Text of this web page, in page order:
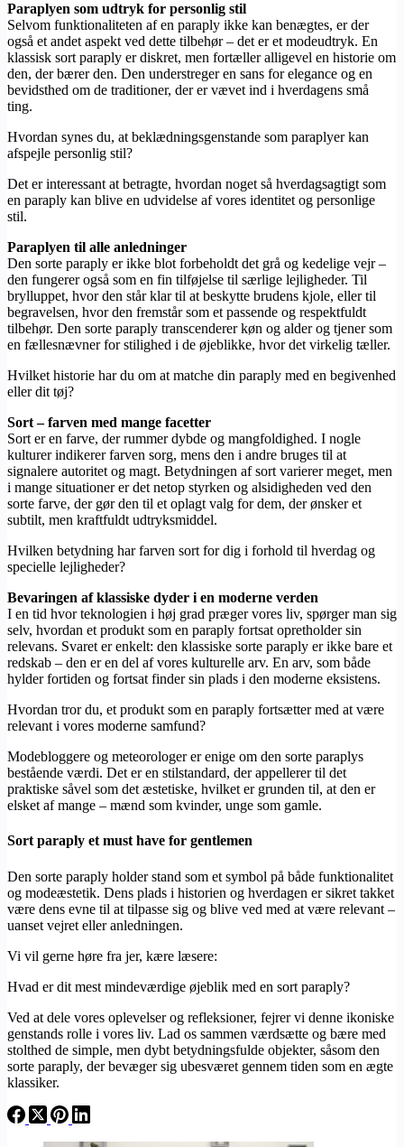
Paraplyen som udtryk for personlig stil
Selvom funktionaliteten af en paraply ikke kan benægtes, er der
også et andet aspekt ved dette tilbehør – det er et modeudtryk. En
klassisk sort paraply er diskret, men fortæller alligevel en historie om
den, der bærer den. Den understreger en sans for elegance og en
bevidsthed om de traditioner, der er vævet ind i hverdagens små
ting.
Hvordan synes du, at beklædningsgenstande som paraplyer kan
afspejle personlig stil?
Det er interessant at betragte, hvordan noget så hverdagsagtigt som
en paraply kan blive en udvidelse af vores identitet og personlige
stil.
Paraplyen til alle anledninger
Den sorte paraply er ikke blot forbeholdt det grå og kedelige vejr –
den fungerer også som en fin tilføjelse til særlige lejligheder. Til
brylluppet, hvor den står klar til at beskytte brudens kjole, eller til
begravelsen, hvor den fremstår som et passende og respektfuldt
tilbehør. Den sorte paraply transcenderer køn og alder og tjener som
en fællesnævner for stilighed i de øjeblikke, hvor det virkelig tæller.
Hvilket historie har du om at matche din paraply med en begivenhed
eller dit tøj?
Sort – farven med mange facetter
Sort er en farve, der rummer dybde og mangfoldighed. I nogle
kulturer indikerer farven sorg, mens den i andre bruges til at
signalere autoritet og magt. Betydningen af sort varierer meget, men
i mange situationer er det netop styrken og alsidigheden ved den
sorte farve, der gør den til et oplagt valg for dem, der ønsker et
subtilt, men kraftfuldt udtryksmiddel.
Hvilken betydning har farven sort for dig i forhold til hverdag og
specielle lejligheder?
Bevaringen af klassiske dyder i en moderne verden
I en tid hvor teknologien i høj grad præger vores liv, spørger man sig
selv, hvordan et produkt som en paraply fortsat opretholder sin
relevans. Svaret er enkelt: den klassiske sorte paraply er ikke bare et
redskab – den er en del af vores kulturelle arv. En arv, som både
hylder fortiden og fortsat finder sin plads i den moderne eksistens.
Hvordan tror du, et produkt som en paraply fortsætter med at være
relevant i vores moderne samfund?
Modebloggere og meteorologer er enige om den sorte paraplys
bestående værdi. Det er en stilstandard, der appellerer til det
praktiske såvel som det æstetiske, hvilket er grunden til, at den er
elsket af mange – mænd som kvinder, unge som gamle.
Sort paraply et must have for gentlemen
Den sorte paraply holder stand som et symbol på både funktionalitet
og modeæstetik. Dens plads i historien og hverdagen er sikret takket
være dens evne til at tilpasse sig og blive ved med at være relevant –
uanset vejret eller anledningen.
Vi vil gerne høre fra jer, kære læsere:
Hvad er dit mest mindeværdige øjeblik med en sort paraply?
Ved at dele vores oplevelser og refleksioner, fejrer vi denne ikoniske
genstands rolle i vores liv. Lad os sammen værdsætte og bære med
stolthed de simple, men dybt betydningsfulde objekter, såsom den
sorte paraply, der bevæger sig ubesværet gennem tiden som en ægte
klassiker.